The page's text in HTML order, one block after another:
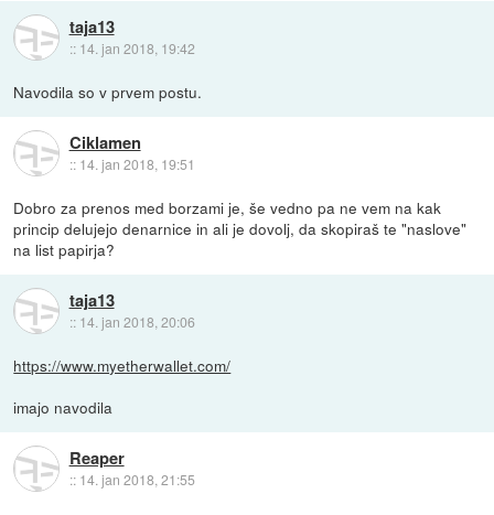
taja13
:: 14. jan 2018, 19:42
Navodila so v prvem postu.
Ciklamen
:: 14. jan 2018, 19:51
Dobro za prenos med borzami je, še vedno pa ne vem na kak
princip delujejo denarnice in ali je dovolj, da skopiraš te "naslove"
na list papirja?
taja13
:: 14. jan 2018, 20:06
https://www.myetherwallet.com/
imajo navodila
Reaper
:: 14. jan 2018, 21:55